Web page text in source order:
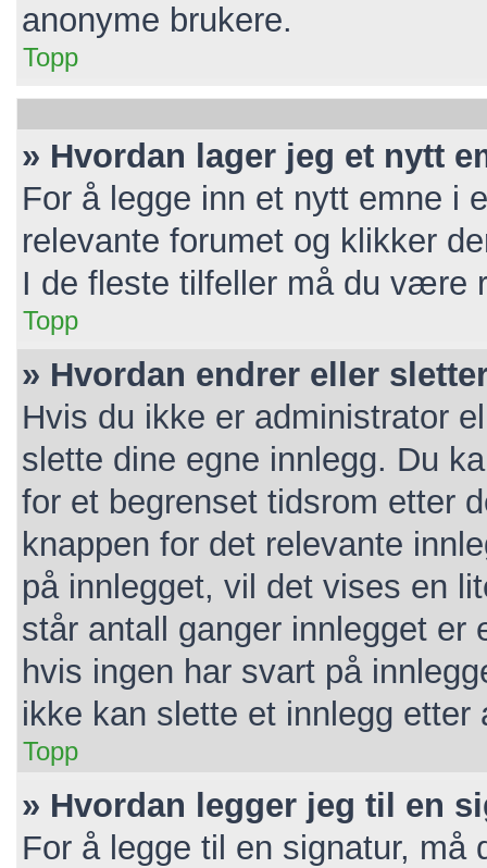
anonyme brukere.
Topp
» Hvordan lager jeg et nytt
For å legge inn et nytt emne i
relevante forumet og klikker
I de fleste tilfeller må du være
Topp
» Hvordan endrer eller
Hvis du ikke er administrator
slette dine egne innlegg. Du
for et begrenset tidsrom etter
knappen for det relevante
på innlegget, vil det vises en
står antall ganger innlegget er
hvis ingen har svart på
ikke kan slette et innlegg etter
Topp
» Hvordan legger jeg til en
For å legge til en signatur,